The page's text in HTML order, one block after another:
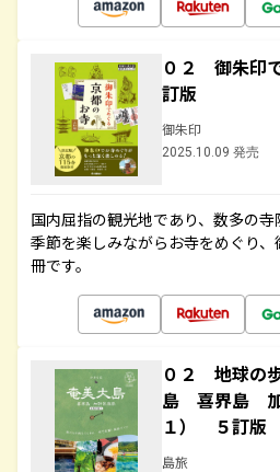
０２ 御朱印
訂版
御朱印
2025.10.09 発売
国内屈指の観光地であり、数多の寺
季節を楽しみながらお寺をめぐり
冊です。
０２ 地球の
島 喜界島 加
１） ５訂版
島旅